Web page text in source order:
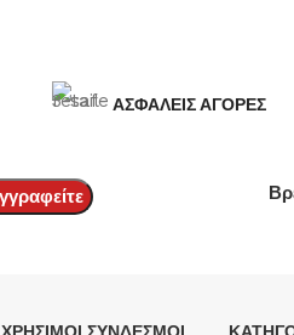
ΑΣΦΑΛΕΙΣ ΑΓΟΡΕΣ
ΧΡΉΣΙΜΟΙ ΣΎΝΔΕΣΜΟΙ